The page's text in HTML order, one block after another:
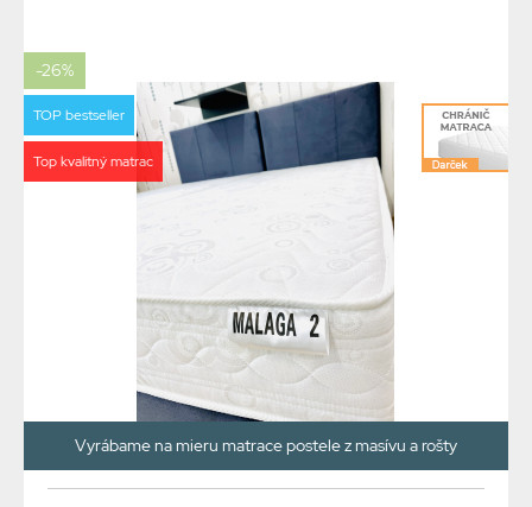
-26%
TOP bestseller
Top kvalitný matrac
Vyrábame na mieru matrace postele z masívu a rošty